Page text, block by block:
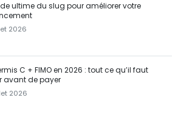
ultime du slug pour améliorer votre
2026
C + FIMO en 2026 : tout ce qu’il faut
avant de payer
2026